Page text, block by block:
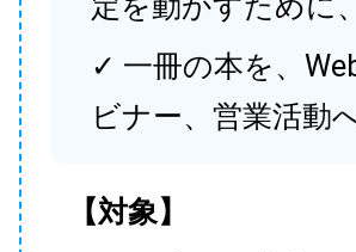
✓ 一冊の本を、
ビナー、営業活動
【対象】